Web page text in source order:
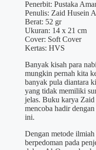
Penerbit: Pustaka
Penulis: Zaid Husein
Berat: 52 gr
Ukuran: 14 x 21 cm
Cover: Soft Cover
Kertas: HVS
Banyak kisah para
mungkin pernah kita
banyak pula diantara
yang tidak memiliki
jelas. Buku karya
mencoba hadir
ini.
Dengan metode ilmiah
berpedoman pada